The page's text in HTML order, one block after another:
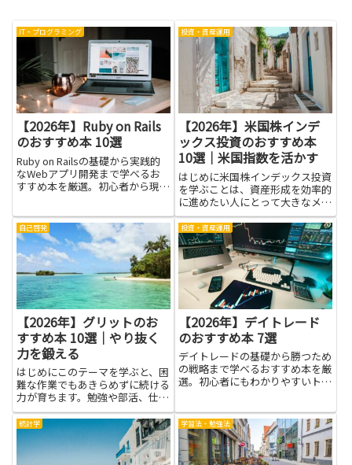
IT・プログラミング
【2026年】Ruby on Rails
のおすすめ本 10選
Ruby on Railsの基礎から実践的
なWebアプリ開発まで学べるお
すすめ本を厳選。初心者から現場
投資・資産運用
【2026年】米国株インデ
ックス投資のおすすめ本
10選｜米国指数を活かす
はじめに米国株インデックス投資
を学ぶことは、資産形成を効率的
に進めたい人にとって大きなメリ
ットになります。米国指数は世界
経済の動きや成長企業の集積を反
映するため、長期の分散投資に適
した指標として使いやすい特徴が
あります。本記事で紹介する本
を...
自己啓発
【2026年】グリットのお
すすめ本 10選｜やり抜く
力を鍛える
はじめにこのテーマを学ぶと、困
難な作業でもあきらめずに続ける
力が育ちます。勉強や部活、仕事
の場面で役立つ基礎となる考え方
です。グリットとは、長い道のり
を途中で投げ出さず、目標を追い
続ける心の強さを指します。やり
抜く力を鍛えるには、小さな成
投資・資産運用
【2026年】デイトレード
のおすすめ本 7選
デイトレードの基礎から勝つため
の戦略まで学べるおすすめ本を厳
選。初心者にもわかりやすいトレ
統計学 学習法・勉強法